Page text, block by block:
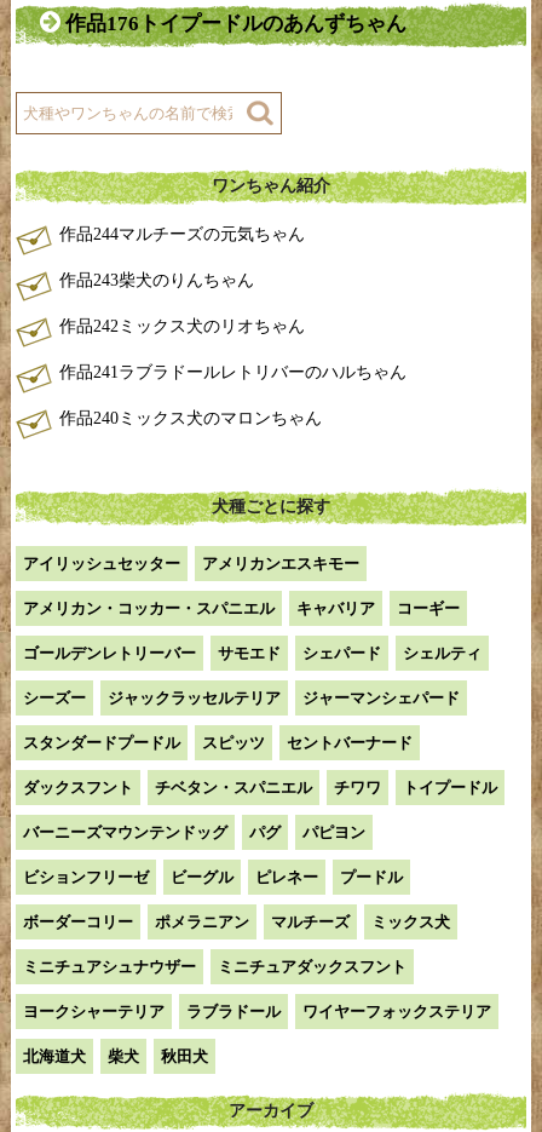
作品176トイプードルのあんずちゃん
ワンちゃん紹介
作品244マルチーズの元気ちゃん
作品243柴犬のりんちゃん
作品242ミックス犬のリオちゃん
作品241ラブラドールレトリバーのハルちゃん
作品240ミックス犬のマロンちゃん
犬種ごとに探す
アイリッシュセッター アメリカンエスキモー
アメリカン・コッカー・スパニエル キャバリア コーギー
ゴールデンレトリーバー サモエド シェパード シェルティ
シーズー ジャックラッセルテリア ジャーマンシェパード
スタンダードプードル スピッツ セントバーナード
ダックスフント チベタン・スパニエル チワワ トイプードル
バーニーズマウンテンドッグ パグ パピヨン
ビションフリーゼ ビーグル ピレネー プードル
ボーダーコリー ポメラニアン マルチーズ ミックス犬
ミニチュアシュナウザー ミニチュアダックスフント
ヨークシャーテリア ラブラドール ワイヤーフォックステリア
北海道犬 柴犬 秋田犬
アーカイブ